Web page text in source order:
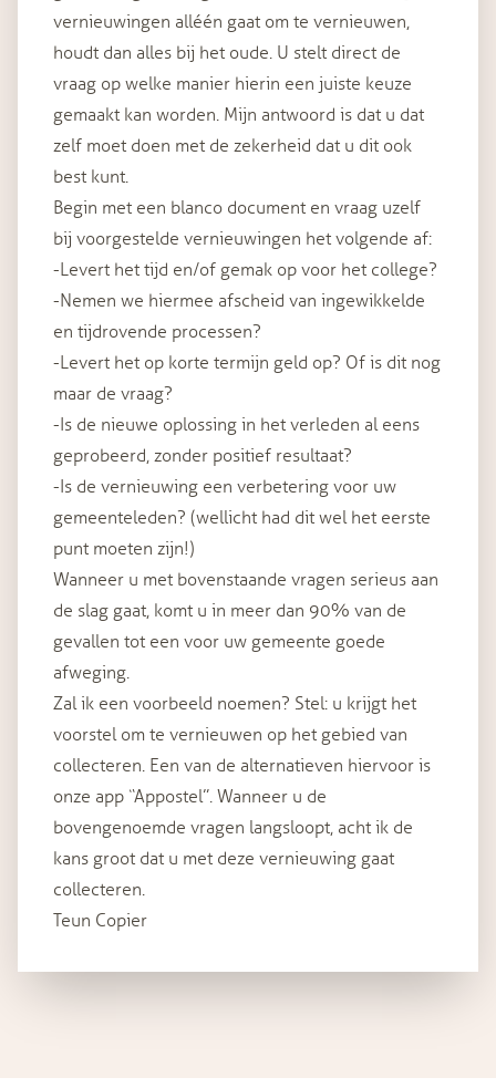
vernieuwingen alléén gaat om te vernieuwen,
houdt dan alles bij het oude. U stelt direct de
vraag op welke manier hierin een juiste keuze
gemaakt kan worden. Mijn antwoord is dat u dat
zelf moet doen met de zekerheid dat u dit ook
best kunt.
Begin met een blanco document en vraag uzelf
bij voorgestelde vernieuwingen het volgende af:
-Levert het tijd en/of gemak op voor het college?
-Nemen we hiermee afscheid van ingewikkelde
en tijdrovende processen?
-Levert het op korte termijn geld op? Of is dit nog
maar de vraag?
-Is de nieuwe oplossing in het verleden al eens
geprobeerd, zonder positief resultaat?
-Is de vernieuwing een verbetering voor uw
gemeenteleden? (wellicht had dit wel het eerste
punt moeten zijn!)
Wanneer u met bovenstaande vragen serieus aan
de slag gaat, komt u in meer dan 90% van de
gevallen tot een voor uw gemeente goede
afweging.
Zal ik een voorbeeld noemen? Stel: u krijgt het
voorstel om te vernieuwen op het gebied van
collecteren. Een van de alternatieven hiervoor is
onze app “Appostel”. Wanneer u de
bovengenoemde vragen langsloopt, acht ik de
kans groot dat u met deze vernieuwing gaat
collecteren.
Teun Copier